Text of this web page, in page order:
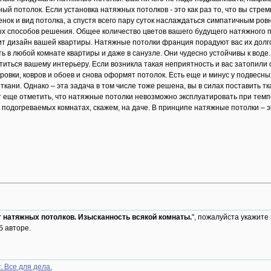
потолок. Если установка натяжных потолков - это как раз то, что вы
и вид потолка, а спустя всего пару суток наслаждаться симпатичным
способов решения. Общее количество цветов вашего будущего
дизайн вашей квартиры. Натяжные потолки франция порадуют вас их
в любой комнате квартиры и даже в санузле. Они чудесно устойчивы к
вашему интерьеру. Если возникла такая неприятность и вас
ковров и обоев и снова оформят потолок. Есть еще и минус у
Однако – эта задача в том числе тоже решена, вы в силах поставить
отметить, что натяжные потолки невозможно эксплуатировать при
подогреваемых комнатах, скажем, на даче. В принципе натяжные потолки –
натяжных потолков. Изысканность всякой комнаты.", пожалуйста
Все для дела.